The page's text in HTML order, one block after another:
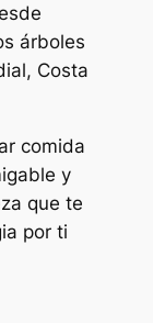
árboles
Costa
comida
y
que te
por ti